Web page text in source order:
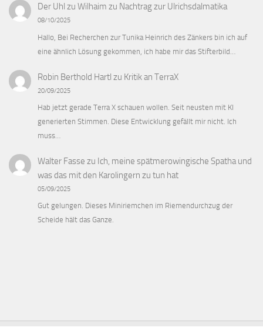
Der Uhl zu Wilhaim zu Nachtrag zur Ulrichsdalmatika
08/10/2025
Hallo, Bei Recherchen zur Tunika Heinrich des Zänkers bin ich auf
eine ähnlich Lösung gekommen, ich habe mir das Stifterbild…
Robin Berthold Hartl zu Kritik an TerraX
20/09/2025
Hab jetzt gerade Terra X schauen wollen. Seit neusten mit KI
generierten Stimmen. Diese Entwicklung gefällt mir nicht. Ich
muss…
Walter Fasse zu Ich, meine spätmerowingische Spatha und
was das mit den Karolingern zu tun hat
05/09/2025
Gut gelungen. Dieses Miniriemchen im Riemendurchzug der
Scheide hält das Ganze.